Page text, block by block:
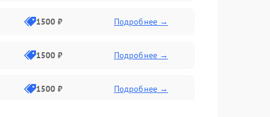
1500 ₽ Подробнее →
1500 ₽ Подробнее →
1500 ₽ Подробнее →